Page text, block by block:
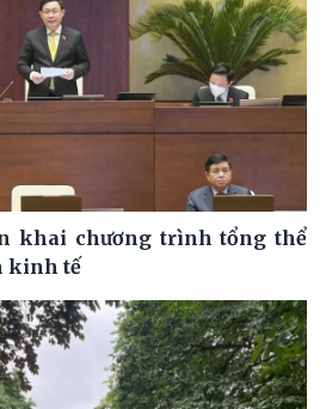
khai chương trình tổng thể
kinh tế